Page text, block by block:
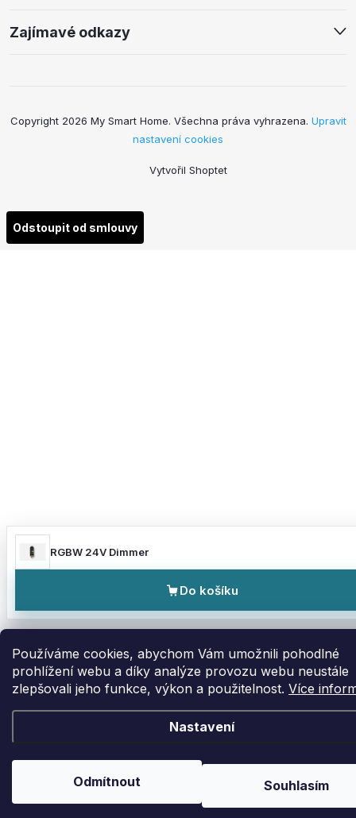
Používáme cookies, abychom Vám umožnili pohodlné
prohlížení webu a díky analýze provozu webu neustále
zlepšovali jeho funkce, výkon a použitelnost. Více
Nastavení
Odmítnout Souhlasím
Zajímavé odkazy
Vytvořil Shoptet
Copyright 2026 My Smart Home. Všechna práva vyhrazena. Upravit
nastavení cookies
Odstoupit od smlouvy
RGBW 24V Dimmer
Do košíku